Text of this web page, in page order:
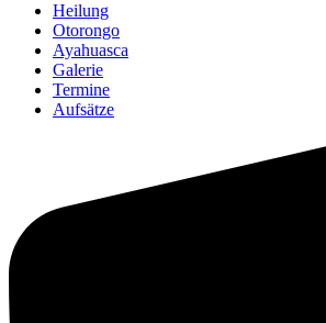
Heilung
Otorongo
Ayahuasca
Galerie
Termine
Aufsätze